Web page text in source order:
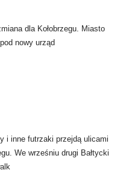
dla Kołobrzegu. Miasto
nowy urząd
i inne futrzaki przejdą ulicami
We wrześniu drugi Bałtycki